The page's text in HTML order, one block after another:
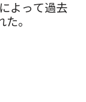
よって過去
。